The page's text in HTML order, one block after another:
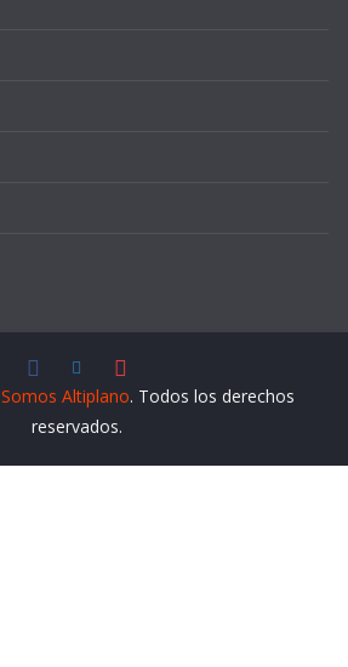
Somos Altiplano. Todos los derechos
reservados.